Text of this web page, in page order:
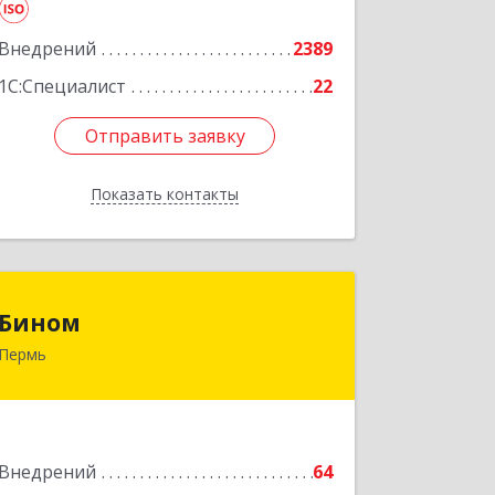
Внедрений
2389
1С:Специалист
22
Отправить заявку
Показать контакты
Отправить заявку
Назад
Бином
Пермь
Внедрений
64